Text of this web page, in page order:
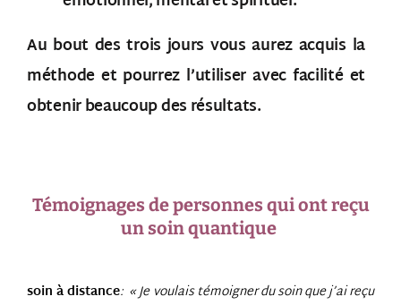
Au bout des trois jours vous aurez acquis la
méthode et pourrez l’utiliser avec facilité et
obtenir beaucoup des résultats.
Témoignages de personnes qui ont reçu
un soin quantique
soin à distance: «Je voulais témoigner du soin que j’ai reçu